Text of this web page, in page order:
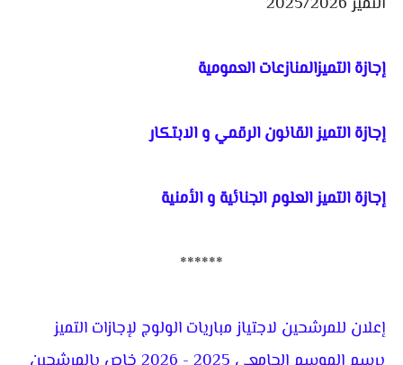
إجازة التميزالمنازعات العمومية
إجازة التميز القانون الرقمي و الابتكار
إجازة التميز العلوم الجنائية و الأمنية
******
إعلان للمرشحين لاجتياز مباريات الولوج لإجازات التميز